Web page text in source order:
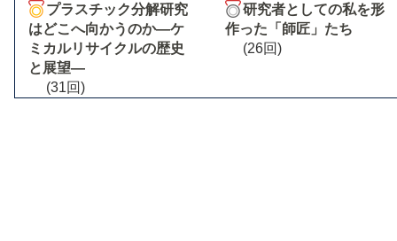
プラスチック分解研究
はどこへ向かうのか―ケ
ミカルリサイクルの歴史
と展望―
(31回)
研究者としての私を形
作った「師匠」たち
(26回)